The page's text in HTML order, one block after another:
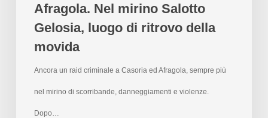
Afragola. Nel mirino Salotto
Gelosia, luogo di ritrovo della
movida
Ancora un raid criminale a Casoria ed Afragola, sempre più
nel mirino di scorribande, danneggiamenti e violenze.
Dopo…